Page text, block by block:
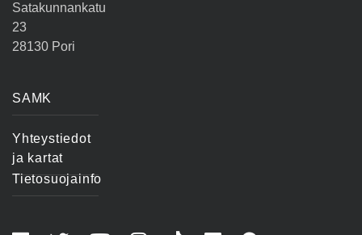
Satakunnankatu
23
28130 Pori
SAMK
Yhteystiedot
ja kartat
Tietosuojainfo